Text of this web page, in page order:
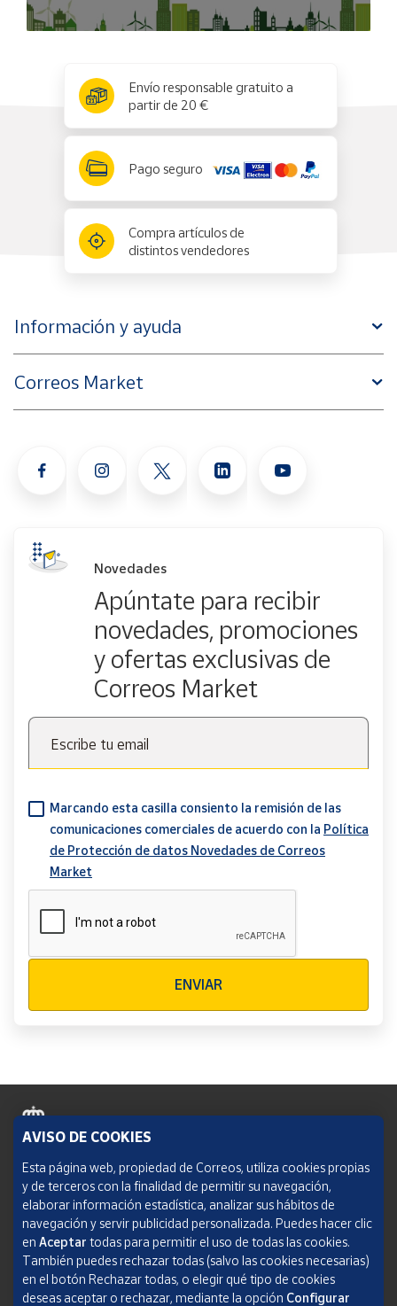
Envío responsable gratuito a
partir de 20 €
Pago seguro
Compra artículos de
distintos vendedores
Información y ayuda
Correos Market
Novedades
Apúntate para recibir
novedades, promociones
y ofertas exclusivas de
Correos Market
Escribe tu email
Marcando esta casilla consiento la remisión de las
comunicaciones comerciales de acuerdo con la Política
de Protección de datos Novedades de Correos
Market
ENVIAR
Política de cookies
Aviso legal
Condiciones del servicio
Política de Privacidad Web
AVISO DE COOKIES
Esta página web, propiedad de Correos, utiliza cookies propias
y de terceros con la finalidad de permitir su navegación,
elaborar información estadística, analizar sus hábitos de
navegación y servir publicidad personalizada. Puedes hacer clic
en Aceptar todas para permitir el uso de todas las cookies.
También puedes rechazar todas (salvo las cookies necesarias)
en el botón Rechazar todas, o elegir qué tipo de cookies
deseas aceptar o rechazar, mediante la opción Configurar